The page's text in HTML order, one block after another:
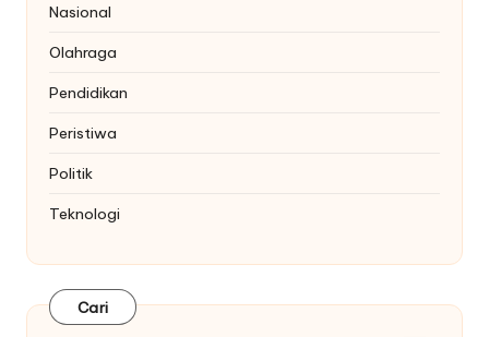
Nasional
Olahraga
Pendidikan
Peristiwa
Politik
Teknologi
Cari